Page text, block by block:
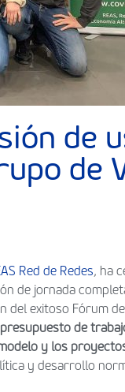
de
de
Red de Redes, ha
de jornada
exitoso Fórum
de
y los
y desarrollo